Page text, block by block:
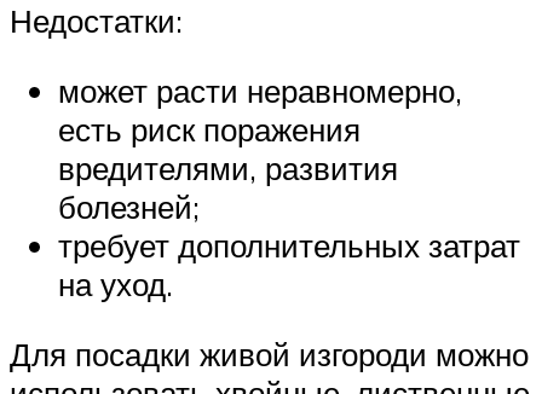
Недостатки:
может расти неравномерно,
есть риск поражения
вредителями, развития
болезней;
требует дополнительных затрат
на уход.
Для посадки живой изгороди можно